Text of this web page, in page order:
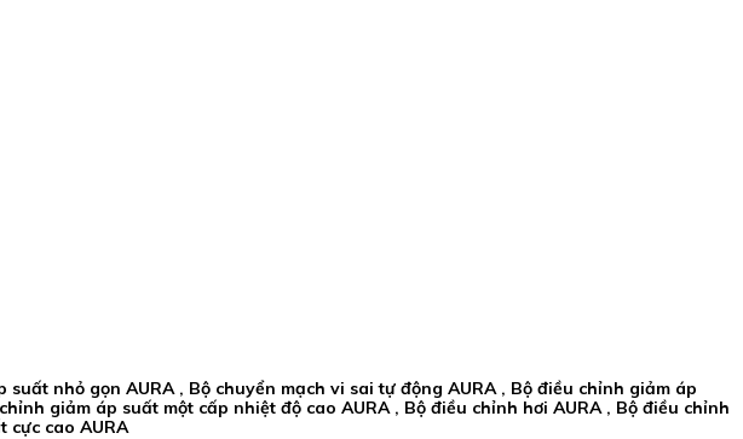
nhỏ gọn AURA , Bộ chuyển mạch vi sai tự động AURA , Bộ điều chỉnh giảm áp
giảm áp suất một cấp nhiệt độ cao AURA , Bộ điều chỉnh hơi AURA , Bộ điều chỉnh
cực cao AURA